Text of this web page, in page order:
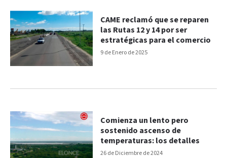
9 de Enero de 2025
CAME reclamó que se reparen
las Rutas 12 y 14 por ser
estratégicas para el comercio
26 de Diciembre de 2024
Comienza un lento pero
sostenido ascenso de
temperaturas: los detalles